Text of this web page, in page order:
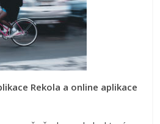
Rekola a online aplikace